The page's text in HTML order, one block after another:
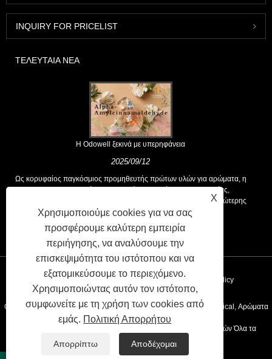
INQUIRY FOR PRICELIST
ΤΕΛΕΥΤΑΊΑ ΝΈΑ
Η Odowell ξεκινά με υπερηφάνεια
2025/09/12
Ως κορυφαίος παγκόσμιος προμηθευτής πρώτων υλών για αρώματα, η
Odowell υποστηρίζει μια βασική φιλοσοφία της "καινοτομίας,
επικεντρωμένης στην ποιότητα", που παρέχει σταθερά λύσεις ανώτερης
αρωτικής στους πελάτες παγκοσμίως.
Συνδέσεις XML Privacy Policy
Copyright © 2020 Kunshan Odowell CO., Ltd - China Aroma Chemical, Αρώματα
Συστατικά Κατασκευαστές, Προμηθευτές Αιθευελιού Προμηθευτών Όλα τα
δικαιώματα διατηρούνται.
X
Χρησιμοποιούμε cookies για να σας
προσφέρουμε καλύτερη εμπειρία
περιήγησης, να αναλύσουμε την
επισκεψιμότητα του ιστότοπου και να
εξατομικεύσουμε το περιεχόμενο.
Χρησιμοποιώντας αυτόν τον ιστότοπο,
συμφωνείτε με τη χρήση των cookies από
εμάς. Πολιτική Απορρήτου
Απορρίπτω Αποδέχομαι